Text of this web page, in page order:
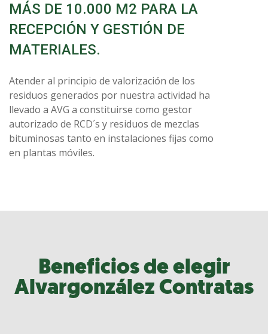
MÁS DE 10.000 M2 PARA LA
RECEPCIÓN Y GESTIÓN DE
MATERIALES.
Atender al principio de valorización de los
residuos generados por nuestra actividad ha
llevado a AVG a constituirse como gestor
autorizado de RCD´s y residuos de mezclas
bituminosas tanto en instalaciones fijas como
en plantas móviles.
Beneficios de elegir
Alvargonzález Contratas